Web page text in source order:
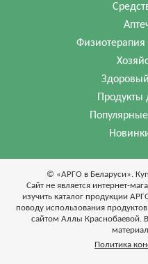
© «АРГО в Беларуси».
Cайт не является интернет-
изучить каталог продукции
поводу использования
сайтом Аллы Краснобаевой.
Политика